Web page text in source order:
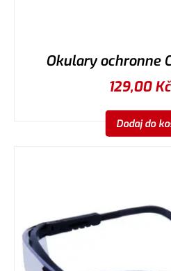
Okulary ochronne
129,00Kč
Dodaj do